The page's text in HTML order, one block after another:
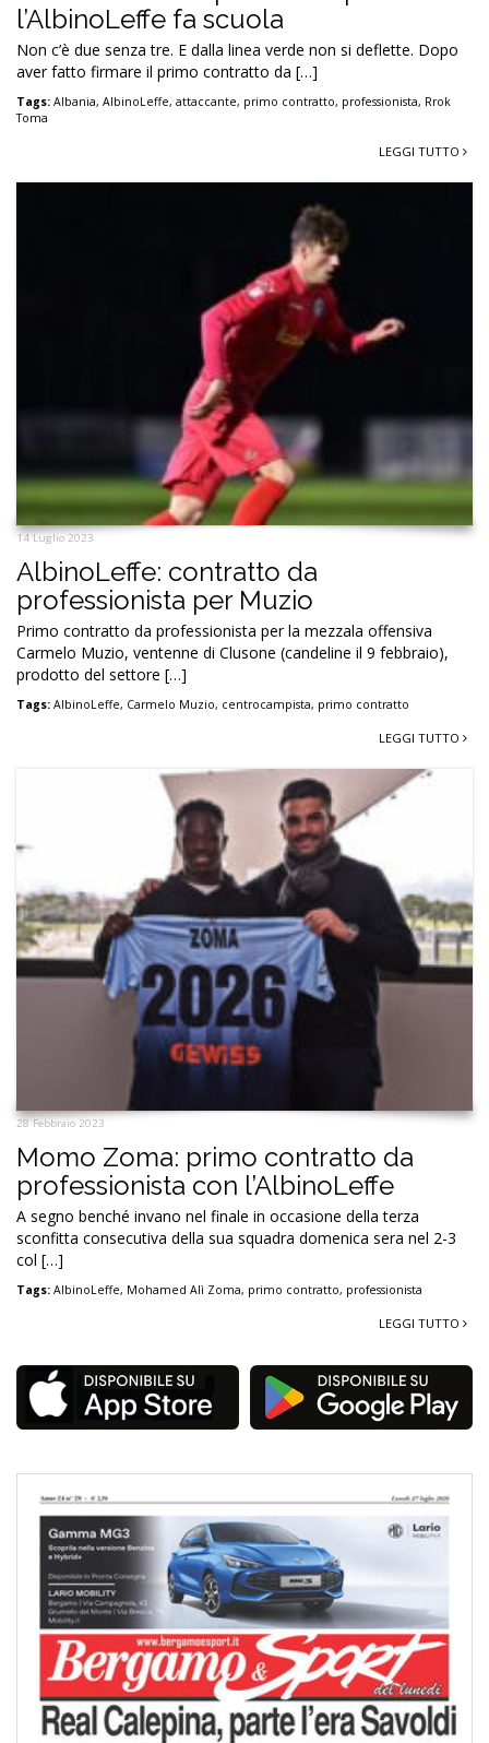
l’AlbinoLeffe fa scuola
Non c’è due senza tre. E dalla linea verde non si deflette. Dopo
aver fatto firmare il primo contratto da […]
Tags: Albania, AlbinoLeffe, attaccante, primo contratto, professionista, Rrok
Toma
LEGGI TUTTO
14 Luglio 2023
AlbinoLeffe: contratto da
professionista per Muzio
Primo contratto da professionista per la mezzala offensiva
Carmelo Muzio, ventenne di Clusone (candeline il 9 febbraio),
prodotto del settore […]
Tags: AlbinoLeffe, Carmelo Muzio, centrocampista, primo contratto
LEGGI TUTTO
28 Febbraio 2023
Momo Zoma: primo contratto da
professionista con l’AlbinoLeffe
A segno benché invano nel finale in occasione della terza
sconfitta consecutiva della sua squadra domenica sera nel 2-3
col […]
Tags: AlbinoLeffe, Mohamed Alì Zoma, primo contratto, professionista
LEGGI TUTTO